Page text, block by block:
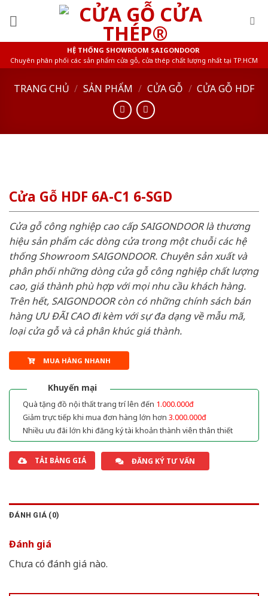
HỆ THỐNG SHOWROOM SAIGONDOOR
Chuyên phân phối các sản phẩm cửa gỗ, cửa thép chất lượng nhất tại TP.HCM
TRANG CHỦ / SẢN PHẨM / CỬA GỖ / CỬA GỖ HDF
Cửa Gỗ HDF 6A-C1 6-SGD
Cửa gỗ công nghiệp cao cấp SAIGONDOOR là thương
hiệu sản phẩm các dòng cửa trong một chuỗi các hệ
thống Showroom SAIGONDOOR. Chuyên sản xuất và
phân phối những dòng cửa gỗ công nghiệp chất lượng
cao, giá thành phù hợp với mọi nhu cầu khách hàng.
Trên hết, SAIGONDOOR còn có những chính sách bán
hàng ƯU ĐÃI CAO đi kèm với sự đa dạng về mẫu mã,
loại cửa gỗ và cả phân khúc giá thành.
MUA HÀNG NHANH
Khuyến mại
Quà tặng đồ nội thất trang trí lên đến 1.000.000đ
Giảm trực tiếp khi mua đơn hàng lớn hơn 3.000.000đ
Nhiều ưu đãi lớn khi đăng ký tài khoản thành viên thân thiết
TẢI BẢNG GIÁ ĐĂNG KÝ TƯ VẤN
ĐÁNH GIÁ (0)
Đánh giá
Chưa có đánh giá nào.